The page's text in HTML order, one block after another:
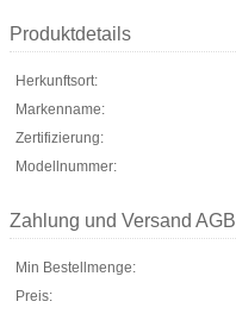
Produktdetails
Herkunftsort:
Markenname:
Zertifizierung:
Modellnummer:
Zahlung und Versand AGB
Min Bestellmenge:
Preis: